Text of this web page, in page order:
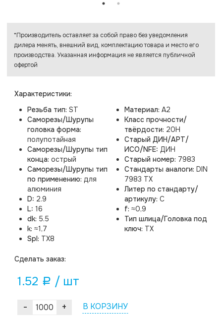
Характеристики:
Резьба тип: ST
Саморезы/Шурупы
головка форма:
полупотайная
Саморезы/Шурупы тип
конца: острый
Саморезы/Шурупы тип
по применению: для
алюминия
D: 2.9
L: 16
dk: 5.5
k: ≈1,7
Spl: TX8
Материал: A2
Класс прочности/
твёрдости: 20H
Старый ДИН/АРТ/
ИСО/NFE: ДИН
Старый номер: 7983
Стандарты аналоги: DIN
7983 TX
Литер по стандарту/
артикулу: C
f: ≈0,9
Тип шлица/Головка под
ключ: TX
Cделать заказ:
1.52 a / шт
- + В КОРЗИНУ
*Производитель оставляет за собой право без уведомления
дилера менять, внешний вид, комплектацию товара и место его
производства. Указанная информация не является публичной
офертой